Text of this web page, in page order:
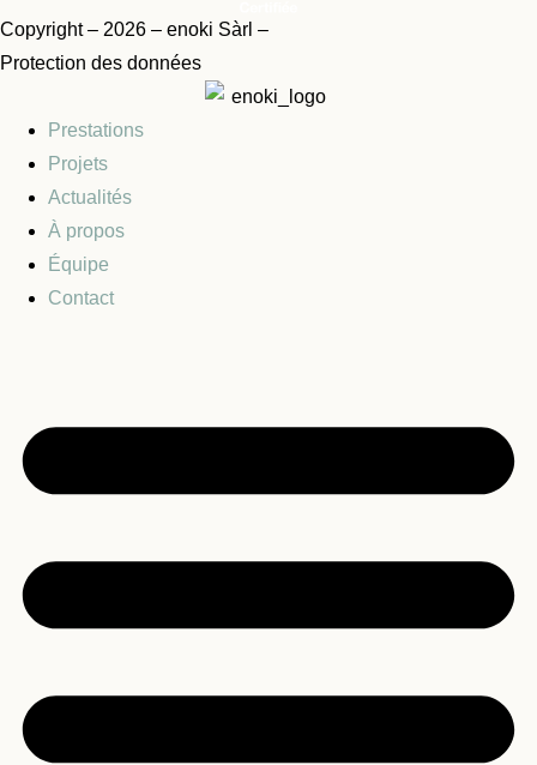
Copyright – 2026 – enoki Sàrl –
Protection des données
Prestations
Projets
Actualités
À propos
Équipe
Contact